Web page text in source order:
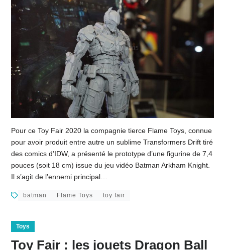
Pour ce Toy Fair 2020 la compagnie tierce Flame Toys, connue
pour avoir produit entre autre un sublime Transformers Drift tiré
des comics d’IDW, a présenté le prototype d’une figurine de 7,4
pouces (soit 18 cm) issue du jeu vidéo Batman Arkham Knight.
Il s’agit de l’ennemi principal…
batman Flame Toys toy fair
Toys
Toy Fair : les jouets Dragon Ball